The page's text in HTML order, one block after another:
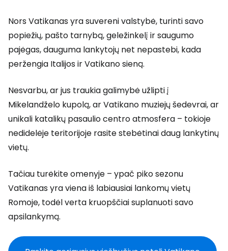
Nors Vatikanas yra suvereni valstybė, turinti savo
popiežių, pašto tarnybą, geležinkelį ir saugumo
pajėgas, dauguma lankytojų net nepastebi, kada
peržengia Italijos ir Vatikano sieną.
Nesvarbu, ar jus traukia galimybė užlipti į
Mikelandželo kupolą, ar Vatikano muziejų šedevrai, ar
unikali katalikų pasaulio centro atmosfera – tokioje
nedidelėje teritorijoje rasite stebėtinai daug lankytinų
vietų.
Tačiau turėkite omenyje – ypač piko sezonu
Vatikanas yra viena iš labiausiai lankomų vietų
Romoje, todėl verta kruopščiai suplanuoti savo
apsilankymą.